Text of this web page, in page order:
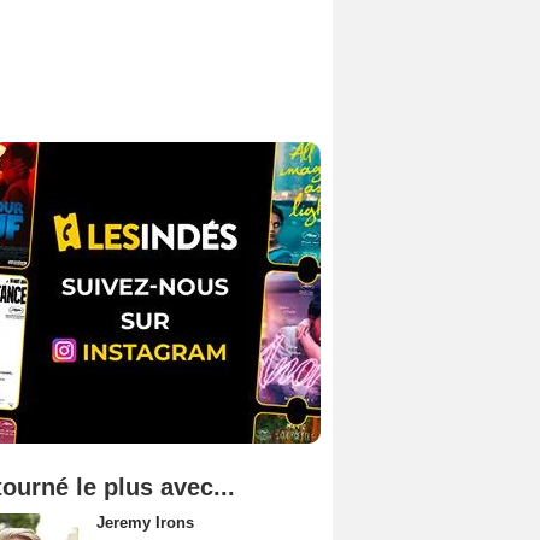
le plus avec...
Jeremy Irons